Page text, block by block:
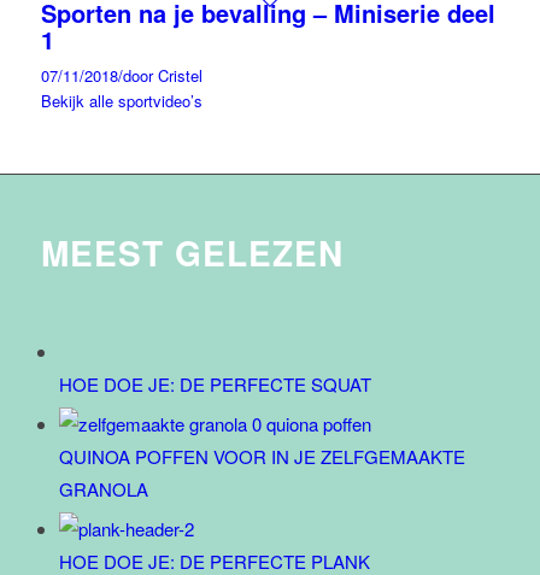
Sporten na je bevalling – Miniserie deel
1
07/11/2018/door Cristel
Bekijk alle sportvideo’s
MEEST GELEZEN
HOE DOE JE: DE PERFECTE SQUAT
QUINOA POFFEN VOOR IN JE ZELFGEMAAKTE
GRANOLA
HOE DOE JE: DE PERFECTE PLANK